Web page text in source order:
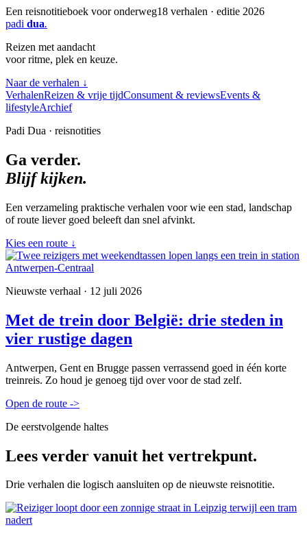
Een reisnotitieboek voor onderweg18 verhalen · editie 2026
padi dua.
Reizen met aandacht
voor ritme, plek en keuze.
Naar de verhalen ↓
VerhalenReizen & vrije tijdConsument & reviewsEvents &
lifestyleArchief
Padi Dua · reisnotities
Ga verder.
Blijf kijken.
Een verzameling praktische verhalen voor wie een stad, landschap
of route liever goed beleeft dan snel afvinkt.
Kies een route ↓
Nieuwste verhaal · 12 juli 2026
Met de trein door België: drie steden in
vier rustige dagen
Antwerpen, Gent en Brugge passen verrassend goed in één korte
treinreis. Zo houd je genoeg tijd over voor de stad zelf.
Open de route ->
De eerstvolgende haltes
Lees verder vanuit het vertrekpunt.
Drie verhalen die logisch aansluiten op de nieuwste reisnotitie.